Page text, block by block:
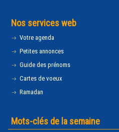
Nos services web
Votre agenda
Petites annonces
Guide des prénoms
Cartes de voeux
Ramadan
Mots-clés de la semaine